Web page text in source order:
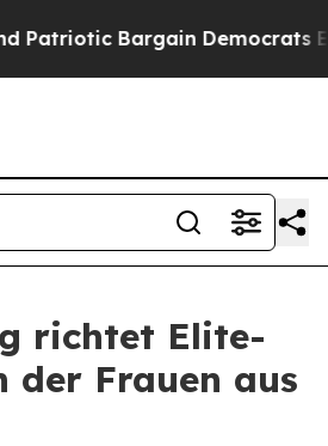
Bargain Democrats
richtet Elite-
der Frauen aus